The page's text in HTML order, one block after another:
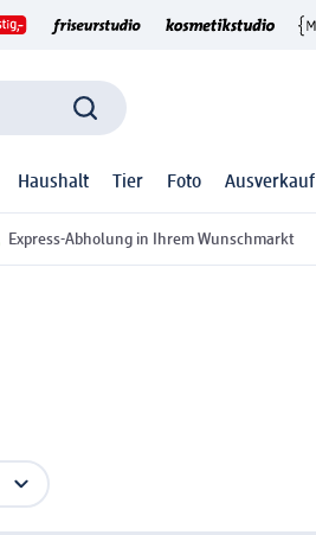
Haushalt Tier Foto Ausverkauf
Express-Abholung in Ihrem Wunschmarkt